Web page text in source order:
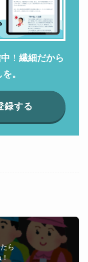
！ 繊細だから
。
録する
ら